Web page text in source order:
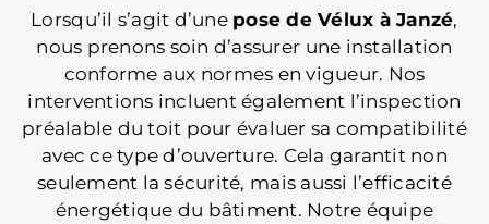
Lorsqu’il s’agit d’une pose de Vélux à Janzé,
nous prenons soin d’assurer une installation
conforme aux normes en vigueur. Nos
interventions incluent également l’inspection
préalable du toit pour évaluer sa compatibilité
avec ce type d’ouverture. Cela garantit non
seulement la sécurité, mais aussi l’efficacité
énergétique du bâtiment. Notre équipe